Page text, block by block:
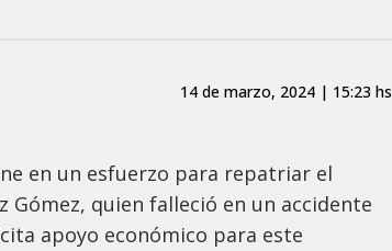
14 de marzo, 2024 | 15:23 hs
en un esfuerzo para repatriar el
Gómez, quien falleció en un accidente
apoyo económico para este